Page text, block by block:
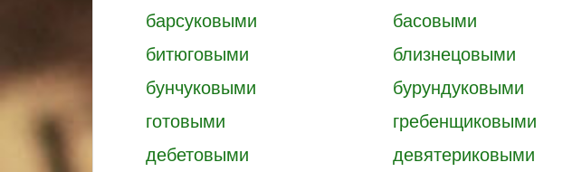
барсуковыми
басовыми
битюговыми
близнецовыми
бунчуковыми
бурундуковыми
готовыми
гребенщиковыми
дебетовыми
девятериковыми